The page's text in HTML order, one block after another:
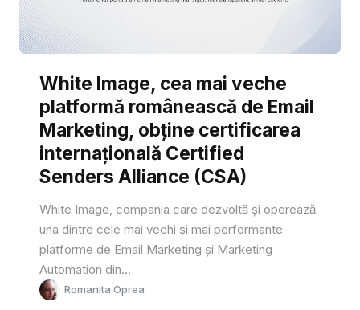
White Image, cea mai veche
platformă românească de Email
Marketing, obține certificarea
internațională Certified
Senders Alliance (CSA)
White Image, compania care dezvoltă și operează
una dintre cele mai vechi și mai performante
platforme de Email Marketing și Marketing
Automation din...
Romanita Oprea